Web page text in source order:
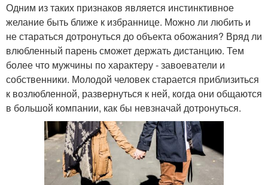
Одним из таких признаков является инстинктивное
желание быть ближе к избраннице. Можно ли любить и
не стараться дотронуться до объекта обожания? Вряд ли
влюбленный парень сможет держать дистанцию. Тем
более что мужчины по характеру - завоеватели и
собственники. Молодой человек старается приблизиться
к возлюбленной, развернуться к ней, когда они общаются
в большой компании, как бы невзначай дотронуться.